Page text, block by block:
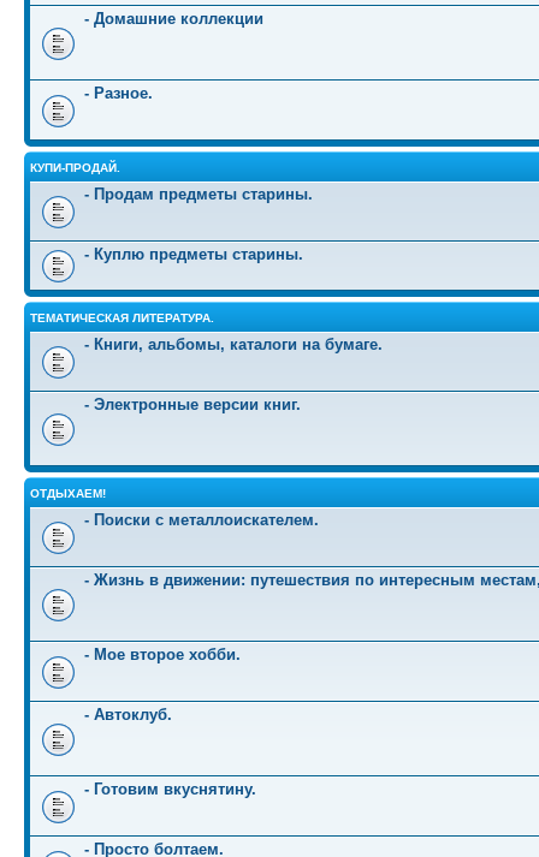
- Домашние коллекции
- Разное.
КУПИ-ПРОДАЙ.
- Продам предметы старины.
- Куплю предметы старины.
ТЕМАТИЧЕСКАЯ ЛИТЕРАТУРА.
- Книги, альбомы, каталоги на бумаге.
- Электронные версии книг.
ОТДЫХАЕМ!
- Поиски с металлоискателем.
- Жизнь в движении: путешествия по интересным
- Мое второе хобби.
- Автоклуб.
- Готовим вкуснятину.
- Просто болтаем.